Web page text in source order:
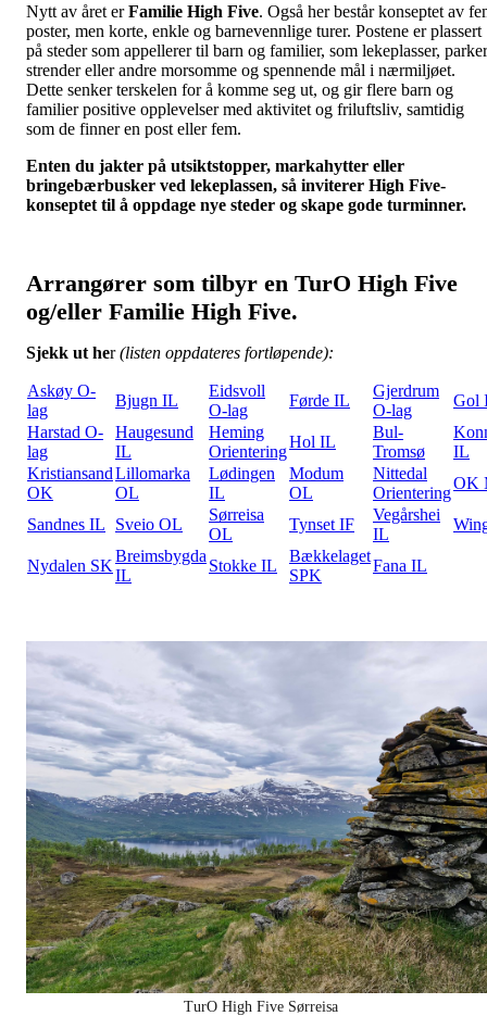
Nytt av året erFamilie High Five. Også her består konseptet av
poster, men korte, enkle og barnevennlige turer. Postene er plassert
på steder som appellerer til barn og familier, som lekeplasser,
strender eller andre morsomme og spennende mål i nærmiljøet.
Dette senker terskelen for å komme seg ut, og gir flere barn og
familier positive opplevelser med aktivitet og friluftsliv, samtidig
som de finner en post eller fem.
Enten du jakter på utsiktstopper, markahytter eller
bringebærbusker ved lekeplassen, så inviterer High Five-
konseptet til å oppdage nye steder og skape gode turminner.
Arrangører som tilbyr en TurO High Five
og/eller Familie High Five.
Sjekk ut her(listen oppdateres fortløpende):
Askøy O-
lag
Bjugn IL
Eidsvoll
O-lag
Førde IL
Gjerdrum
O-lag
Gol
Harstad O-
lag
Haugesund
IL
Heming
Orientering
Hol IL
Bul-
Tromsø
IL
Kristiansand
OK
Lillomarka
OL
Lødingen
IL
Modum
OL
Nittedal
Orientering
OK
Sandnes IL Sveio OL
Sørreisa
OL
Tynset IF
Vegårshei
IL
Nydalen SK
Breimsbygda
IL
Stokke IL
Bækkelaget
SPK
Fana IL
TurO High Five Sørreisa